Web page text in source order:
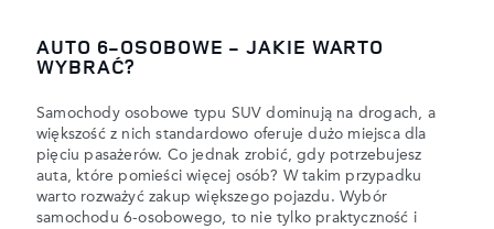
AUTO 6-OSOBOWE - JAKIE WARTO
WYBRAĆ?
Samochody osobowe typu SUV dominują na drogach, a
większość z nich standardowo oferuje dużo miejsca dla
pięciu pasażerów. Co jednak zrobić, gdy potrzebujesz
auta, które pomieści więcej osób? W takim przypadku
warto rozważyć zakup większego pojazdu. Wybór
samochodu 6-osobowego, to nie tylko praktyczność i